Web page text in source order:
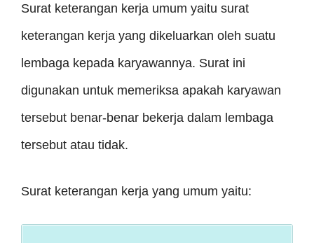
Surat keterangan kerja umum yaitu surat
keterangan kerja yang dikeluarkan oleh suatu
lembaga kepada karyawannya. Surat ini
digunakan untuk memeriksa apakah karyawan
tersebut benar-benar bekerja dalam lembaga
tersebut atau tidak.
Surat keterangan kerja yang umum yaitu: